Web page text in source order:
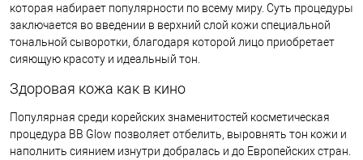
которая набирает популярности по всему миру. Суть процедуры
заключается во введении в верхний слой кожи специальной
тональной сыворотки, благодаря которой лицо приобретает
сияющую красоту и идеальный тон.
Здоровая кожа как в кино
Популярная среди корейских знаменитостей косметическая
процедура BB Glow позволяет отбелить, выровнять тон кожи и
наполнить сиянием изнутри добралась и до Европейских стран.